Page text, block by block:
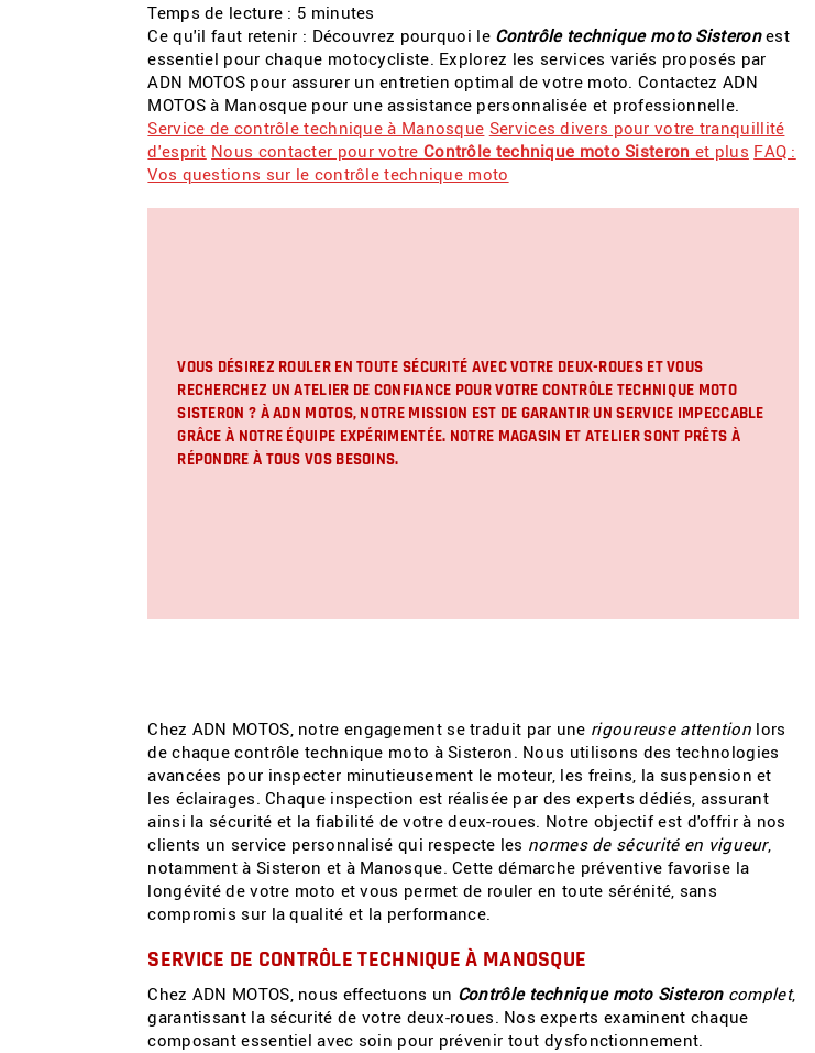
Temps de lecture : 5 minutes
Ce qu'il faut retenir : Découvrez pourquoi le Contrôle technique moto Sisteronest
essentiel pour chaque motocycliste. Explorez les services variés proposés par
ADN MOTOS pour assurer un entretien optimal de votre moto. Contactez ADN
MOTOS à Manosque pour une assistance personnalisée et professionnelle.
Service de contrôle technique à Manosque Services divers pour votre tranquillité
d'esprit Nous contacter pour votre Contrôle technique moto Sisteron et plus FAQ :
Vos questions sur le contrôle technique moto
VOUS DÉSIREZ ROULER EN TOUTE SÉCURITÉ AVEC VOTRE DEUX-ROUES ET VOUS
RECHERCHEZ UN ATELIER DE CONFIANCE POUR VOTRECONTRÔLE TECHNIQUE MOTO
SISTERON ? À ADN MOTOS, NOTRE MISSION EST DE GARANTIR UN SERVICE IMPECCABLE
GRÂCE À NOTRE ÉQUIPE EXPÉRIMENTÉE. NOTRE MAGASIN ET ATELIER SONT PRÊTS À
RÉPONDRE À TOUS VOS BESOINS.
Chez ADN MOTOS, notre engagement se traduit par une rigoureuse attention lors
de chaque contrôle technique moto à Sisteron. Nous utilisons des technologies
avancées pour inspecter minutieusement le moteur, les freins, la suspension et
les éclairages. Chaque inspection est réalisée par des experts dédiés, assurant
ainsi la sécurité et la fiabilité de votre deux-roues. Notre objectif est d'offrir à nos
clients un service personnalisé qui respecte les normes de sécurité en vigueur,
notamment à Sisteron et à Manosque. Cette démarche préventive favorise la
longévité de votre moto et vous permet de rouler en toute sérénité, sans
compromis sur la qualité et la performance.
SERVICE DE CONTRÔLE TECHNIQUE À MANOSQUE
Chez ADN MOTOS, nous effectuons un Contrôle technique moto Sisteroncomplet,
garantissant la sécurité de votre deux-roues. Nos experts examinent chaque
composant essentiel avec soin pour prévenir tout dysfonctionnement.